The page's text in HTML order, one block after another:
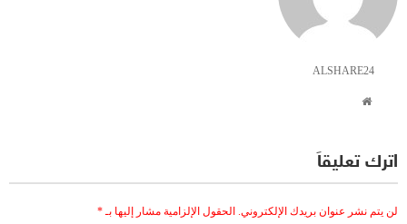
ALSHARE24
اترك تعليقاً
لن يتم نشر عنوان بريدك الإلكتروني. الحقول الإلزامية مشار إليها بـ*